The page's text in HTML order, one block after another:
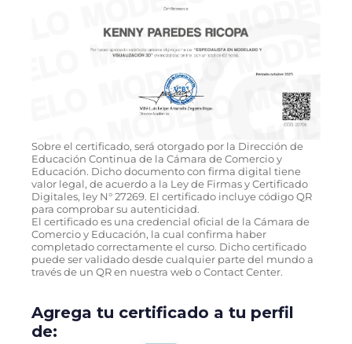
Sobre el certificado, será otorgado por la Dirección de
Educación Continua de la Cámara de Comercio y
Educación. Dicho documento con firma digital tiene
valor legal, de acuerdo a la Ley de Firmas y Certificado
Digitales, ley N° 27269. El certificado incluye código QR
para comprobar su autenticidad.
El certificado es una credencial oficial de la Cámara de
Comercio y Educación, la cual confirma haber
completado correctamente el curso. Dicho certificado
puede ser validado desde cualquier parte del mundo a
través de un QR en nuestra web o Contact Center.
Agrega tu certificado a tu perfil
de: